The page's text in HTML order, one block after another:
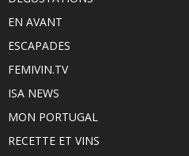
EN AVANT
ESCAPADES
FEMIVIN.TV
ISA NEWS
MON PORTUGAL
RECETTE ET VINS